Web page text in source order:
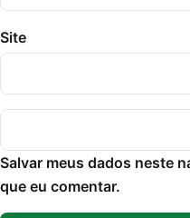
Site
Salvar meus dados neste
que eu comentar.